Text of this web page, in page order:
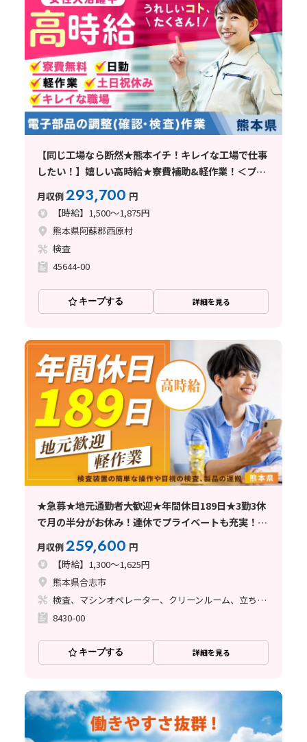
【同じ工場なら断然★熊本イチ！キレイな工場で仕事
したい！】嬉しい高時給★寮費補助&軽作業！＜プラ
イベート充実土日休！交替無！電子部品組立・検査＞
月収例293,700 円
【時給】1,500～1,875円
熊本県阿蘇郡西原村
検査
45644-00
キープする 詳細を見る
★急募★地元通勤者大歓迎★年間休日189日★3勤3休
で月の半分がお休み！連休でプライベートも充実！
簡単な検査業務のお仕事です＜合志市＞
月収例259,600 円
【時給】1,300～1,625円
熊本県合志市
検査、マシンオペレーター、クリーンルーム、立ち作業
8430-00
キープする 詳細を見る